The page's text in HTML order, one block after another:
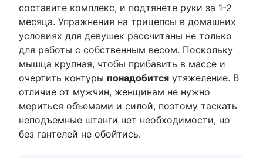
составите комплекс, и подтянете руки за 1-2
месяца. Упражнения на трицепсы в домашних
условиях для девушек рассчитаны не только
для работы с собственным весом. Поскольку
мышца крупная, чтобы прибавить в массе и
очертить контуры понадобится утяжеление. В
отличие от мужчин, женщинам не нужно
мериться объемами и силой, поэтому таскать
неподъемные штанги нет необходимости, но
без гантелей не обойтись.